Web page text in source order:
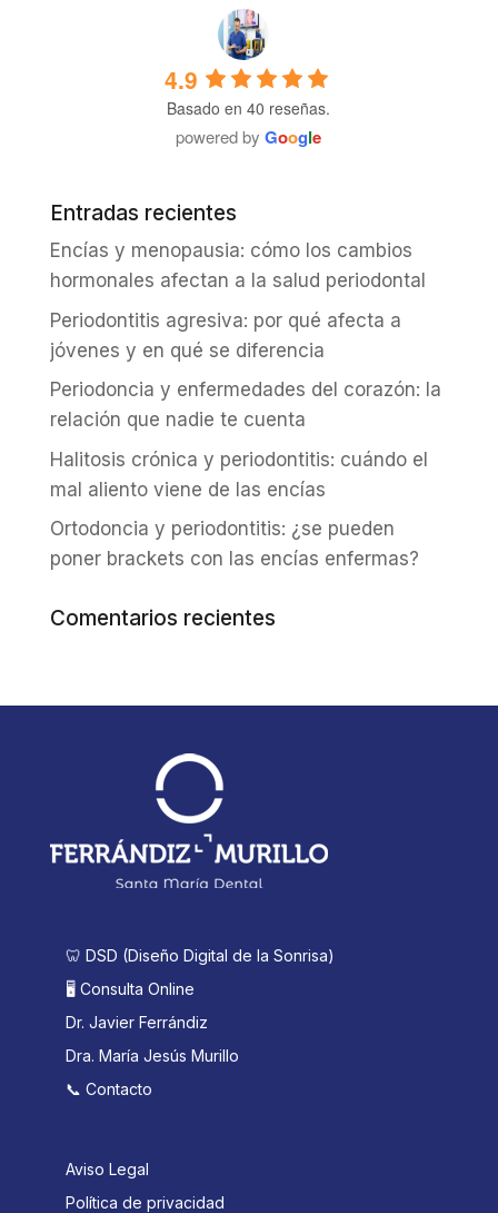
4.9
Basado en 40 reseñas.
powered byGoogle
Entradas recientes
Encías y menopausia: cómo los cambios
hormonales afectan a la salud periodontal
Periodontitis agresiva: por qué afecta a
jóvenes y en qué se diferencia
Periodoncia y enfermedades del corazón: la
relación que nadie te cuenta
Halitosis crónica y periodontitis: cuándo el
mal aliento viene de las encías
Ortodoncia y periodontitis: ¿se pueden
poner brackets con las encías enfermas?
Comentarios recientes
🦷 DSD (Diseño Digital de la Sonrisa)
🖥️ Consulta Online
Dr. Javier Ferrándiz
Dra. María Jesús Murillo
📞 Contacto
Aviso Legal
Política de privacidad